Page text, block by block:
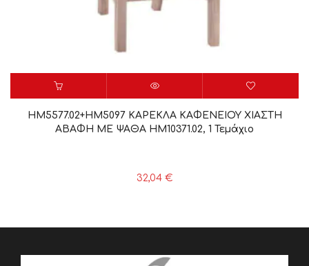
HM5577.02+HM5097 ΚΑΡΕΚΛΑ ΚΑΦΕΝΕΙΟΥ ΧΙΑΣΤΗ
ΑΒΑΦΗ ΜΕ ΨΑΘΑ HM10371.02, 1 Τεμάχιο
32,04 €